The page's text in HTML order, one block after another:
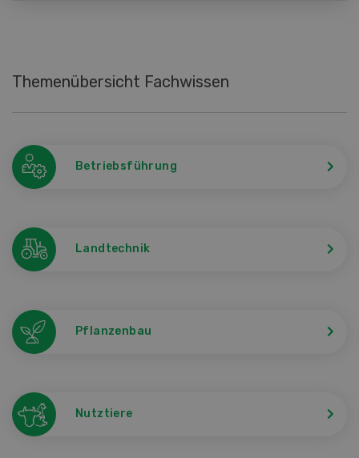
Themenübersicht Fachwissen
Betriebsführung
Landtechnik
Pflanzenbau
Nutztiere